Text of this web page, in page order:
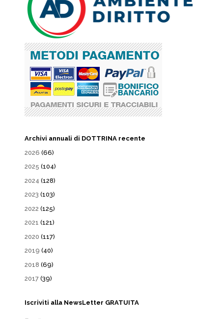
Archivi annuali di DOTTRINA recente
2026 (66)
2025 (104)
2024 (128)
2023 (103)
2022 (125)
2021 (121)
2020 (117)
2019 (40)
2018 (69)
2017 (39)
Iscriviti alla NewsLetter GRATUITA